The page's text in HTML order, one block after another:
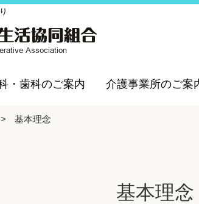
・歯科のご案内 介護事業所のご案
> 基本理念
基本理念